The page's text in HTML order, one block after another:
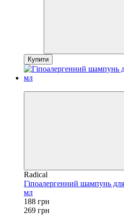
Купити
Radical
Гіпоалергенний шампунь
мл
188 грн
269 грн